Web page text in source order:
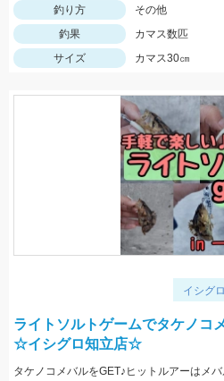
釣り方
その他
釣果
カマス数匹
サイズ
カマス30㎝
イシグ
ライトソルトゲームでタケノコ
☆イシグロ知立店☆